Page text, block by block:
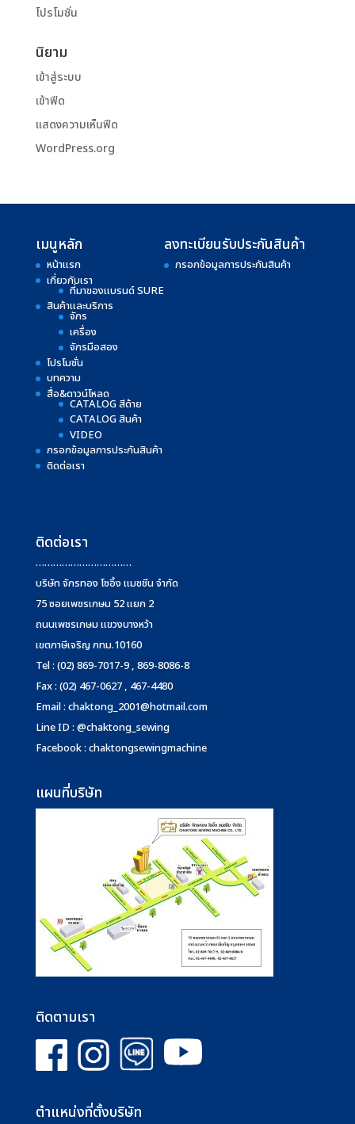
โปรโมชั่น
นิยาม
เข้าสู่ระบบ
เข้าฟีด
แสดงความเห็นฟีด
WordPress.org
เมนูหลัก
หน้าแรก
เกี่ยวกับเรา
ที่มาของแบรนด์ SURE
สินค้าและบริการ
จักร
เครื่อง
จักรมือสอง
โปรโมชั่น
บทความ
สื่อ&ดาวน์โหลด
CATALOG สีด้าย
CATALOG สินค้า
VIDEO
กรอกข้อมูลการประกันสินค้า
ติดต่อเรา
ลงทะเบียนรับประกันสินค้า
กรอกข้อมูลการประกันสินค้า
ติดต่อเรา
……………………………
บริษัท จักรทอง โซอิ้ง แมชชีน จำกัด
75 ซอยเพชรเกษม 52 แยก 2
ถนนเพชรเกษม แขวงบางหว้า
เขตภาษีเจริญ กทม.10160
Tel : (02) 869-7017-9 , 869-8086-8
Fax : (02) 467-0627 , 467-4480
Email : chaktong_2001@hotmail.com
Line ID : @chaktong_sewing
Facebook : chaktongsewingmachine
แผนที่บริษัท
ติดตามเรา
ตำแหน่งที่ตั้งบริษัท